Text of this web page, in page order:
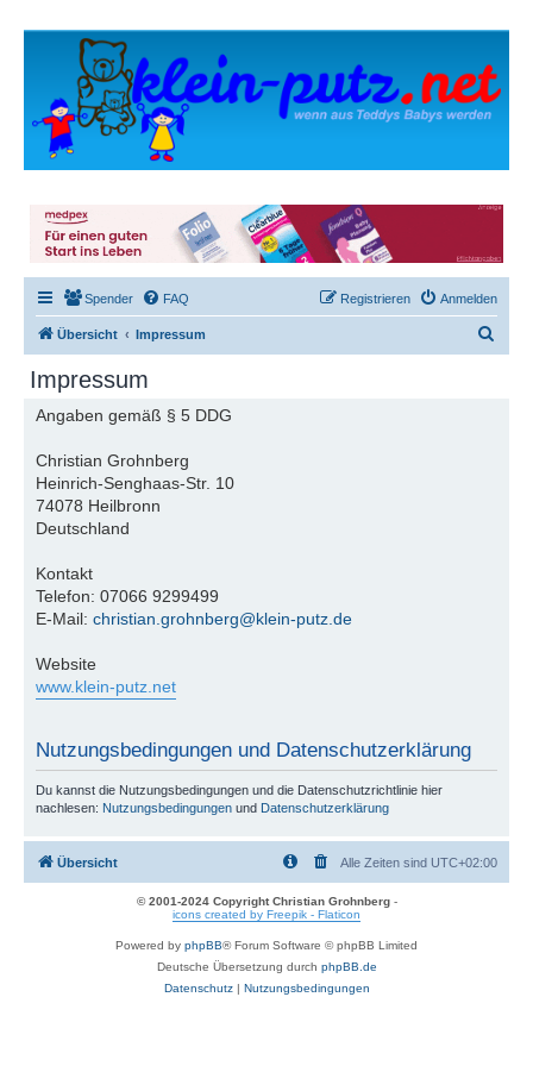
Spender FAQ Anmelden
Registrieren
Übersicht Impressum
Impressum
Angaben gemäß § 5 DDG
Christian Grohnberg
Heinrich-Senghaas-Str. 10
74078 Heilbronn
Deutschland
Kontakt
Telefon: 07066 9299499
E-Mail: christian.grohnberg@klein-putz.de
Website
www.klein-putz.net
Nutzungsbedingungen und Datenschutzerklärung
Du kannst die Nutzungsbedingungen und die Datenschutzrichtlinie hier
nachlesen: Nutzungsbedingungen und Datenschutzerklärung
Übersicht Alle Zeiten sind UTC+02:00
© 2001-2024 Copyright Christian Grohnberg-
icons created by Freepik - Flaticon
Powered by phpBB® Forum Software © phpBB Limited
Deutsche Übersetzung durch phpBB.de
Datenschutz| Nutzungsbedingungen